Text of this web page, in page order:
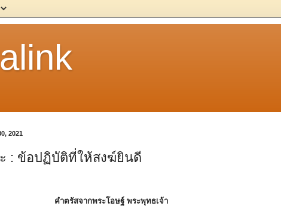
2021
: ข้อปฏิบัติที่ให้สงฆ์ยินดี
คำตรัสจากพระโอษฐ์ พระพุทธเจ้า